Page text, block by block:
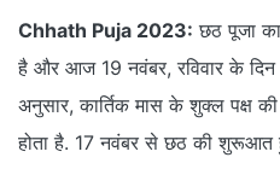
Chhath Puja 2023: छठ पूजा
है और आज 19 नवंबर, रविवार के दिन
अनुसार, कार्तिक मास के शुक्ल पक्ष
होता है. 17 नवंबर से छठ की